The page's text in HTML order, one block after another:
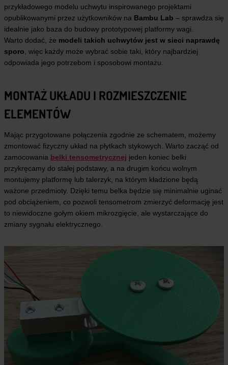
przykładowego modelu uchwytu inspirowanego projektami
opublikowanymi przez użytkowników na Bambu Lab – sprawdza się
idealnie jako baza do budowy prototypowej platformy wagi.
Warto dodać, że modeli takich uchwytów jest w sieci naprawdę
sporo , więc każdy może wybrać sobie taki, który najbardziej
odpowiada jego potrzebom i sposobowi montażu.
MONTAŻ UKŁADU I ROZMIESZCZENIE
ELEMENTÓW
Mając przygotowane połączenia zgodnie ze schematem, możemy
zmontować fizyczny układ na płytkach stykowych. Warto zacząć od
zamocowania belki tensometrycznej jeden koniec belki
przykręcamy do stałej podstawy, a na drugim końcu wolnym
montujemy platformę lub talerzyk, na którym kładzione będą
ważone przedmioty. Dzięki temu belka będzie się minimalnie uginać
pod obciążeniem, co pozwoli tensometrom zmierzyć deformację jest
to niewidoczne gołym okiem mikrozgięcie, ale wystarczające do
zmiany sygnału elektrycznego.